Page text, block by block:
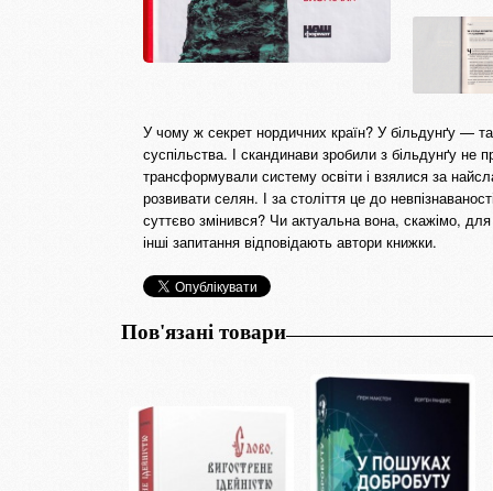
У чому ж секрет нордичних країн? У більдунґу —
суспільства. І скандинави зробили з більдунґу
трансформували систему освіти і взялися за
розвивати селян. І за століття це до
суттєво змінився? Чи актуальна вона, скажімо,
інші запитання відповідають автори книжки.
Пов'язані товари